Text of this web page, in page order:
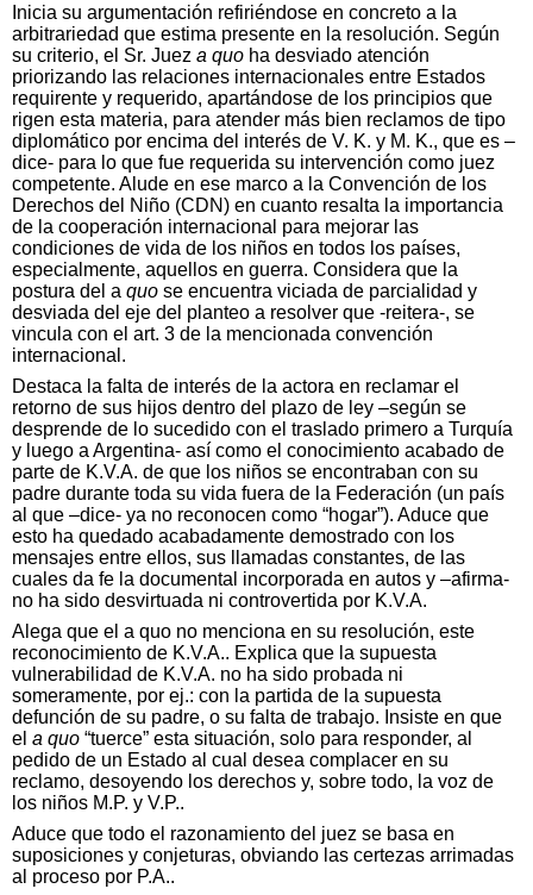
Inicia su argumentación refiriéndose en concreto a la
arbitrariedad que estima presente en la resolución. Según
su criterio, el Sr. Juez a quo ha desviado atención
priorizando las relaciones internacionales entre Estados
requirente y requerido, apartándose de los principios que
rigen esta materia, para atender más bien reclamos de tipo
diplomático por encima del interés de V. K. y M. K., que es –
dice- para lo que fue requerida su intervención como juez
competente. Alude en ese marco a la Convención de los
Derechos del Niño (CDN) en cuanto resalta la importancia
de la cooperación internacional para mejorar las
condiciones de vida de los niños en todos los países,
especialmente, aquellos en guerra. Considera que la
postura del a quo se encuentra viciada de parcialidad y
desviada del eje del planteo a resolver que -reitera-, se
vincula con el art. 3 de la mencionada convención
internacional.
Destaca la falta de interés de la actora en reclamar el
retorno de sus hijos dentro del plazo de ley –según se
desprende de lo sucedido con el traslado primero a Turquía
y luego a Argentina- así como el conocimiento acabado de
parte de K.V.A. de que los niños se encontraban con su
padre durante toda su vida fuera de la Federación (un país
al que –dice- ya no reconocen como “hogar”). Aduce que
esto ha quedado acabadamente demostrado con los
mensajes entre ellos, sus llamadas constantes, de las
cuales da fe la documental incorporada en autos y –afirma-
no ha sido desvirtuada ni controvertida por K.V.A.
Alega que el a quo no menciona en su resolución, este
reconocimiento de K.V.A.. Explica que la supuesta
vulnerabilidad de K.V.A. no ha sido probada ni
someramente, por ej.: con la partida de la supuesta
defunción de su padre, o su falta de trabajo. Insiste en que
el a quo “tuerce” esta situación, solo para responder, al
pedido de un Estado al cual desea complacer en su
reclamo, desoyendo los derechos y, sobre todo, la voz de
los niños M.P. y V.P..
Aduce que todo el razonamiento del juez se basa en
suposiciones y conjeturas, obviando las certezas arrimadas
al proceso por P.A..